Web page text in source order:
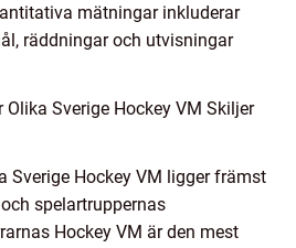
mätningar inkluderar
räddningar och utvisningar
Sverige Hockey VM Skiljer
Sverige Hockey VM ligger främst
spelartruppernas
Hockey VM är den mest